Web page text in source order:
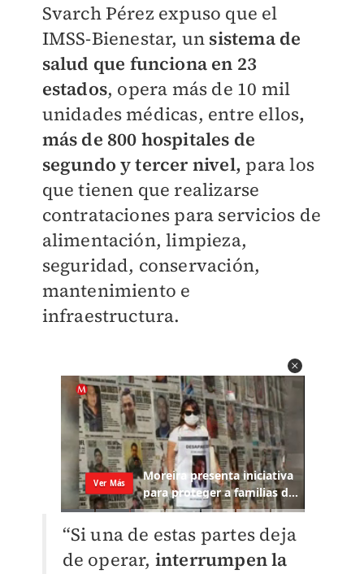
Svarch Pérez expuso que el
IMSS-Bienestar, un sistema de
salud que funciona en 23
estados, opera más de 10 mil
unidades médicas, entre ellos,
más de 800 hospitales de
segundo y tercer nivel, para los
que tienen que realizarse
contrataciones para servicios de
alimentación, limpieza,
seguridad, conservación,
mantenimiento e
infraestructura.
“Si una de estas partes deja
de operar, interrumpen la